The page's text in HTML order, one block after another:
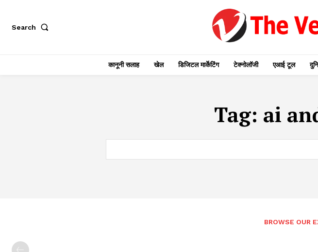
Search
कानूनी सलाह खेल डिजिटल मार्केटिंग टेक्नोलॉजी एआई टूल
Tag: ai
BROWSE OUR